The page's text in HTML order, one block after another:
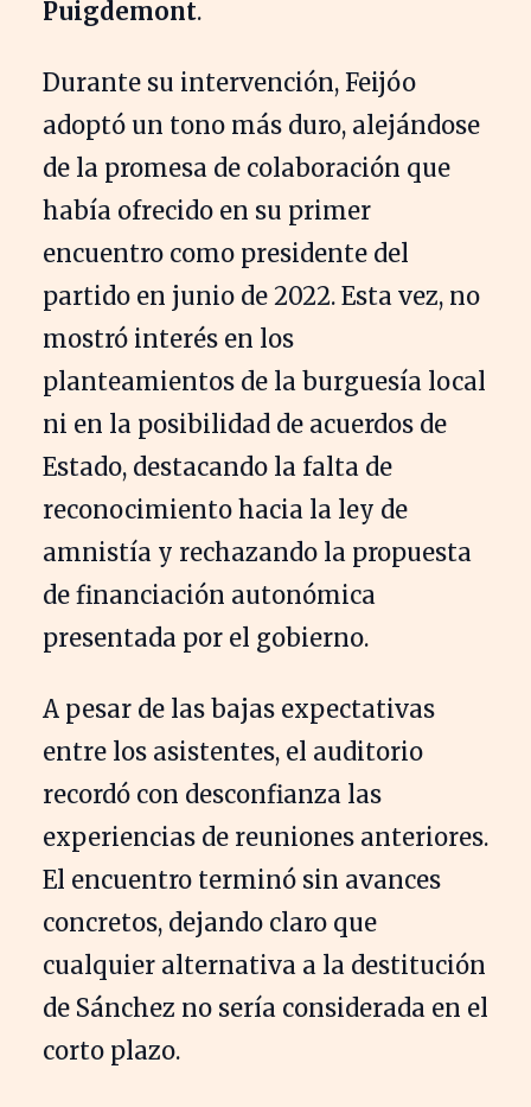
Puigdemont.
Durante su intervención, Feijóo
adoptó un tono más duro, alejándose
de la promesa de colaboración que
había ofrecido en su primer
encuentro como presidente del
partido en junio de 2022. Esta vez, no
mostró interés en los
planteamientos de la burguesía local
ni en la posibilidad de acuerdos de
Estado, destacando la falta de
reconocimiento hacia la ley de
amnistía y rechazando la propuesta
de financiación autonómica
presentada por el gobierno.
A pesar de las bajas expectativas
entre los asistentes, el auditorio
recordó con desconfianza las
experiencias de reuniones anteriores.
El encuentro terminó sin avances
concretos, dejando claro que
cualquier alternativa a la destitución
de Sánchez no sería considerada en el
corto plazo.